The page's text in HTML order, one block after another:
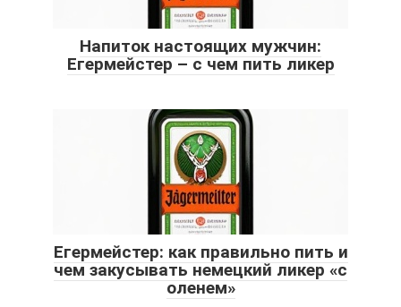
Напиток настоящих мужчин:
Егермейстер – с чем пить ликер
Егермейстер: как правильно пить и
чем закусывать немецкий ликер «с
оленем»